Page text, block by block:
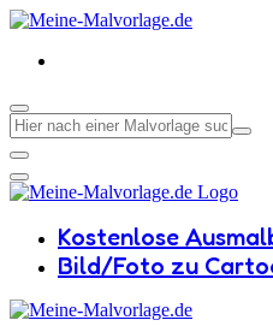
Kostenlose
Bild/Foto zu